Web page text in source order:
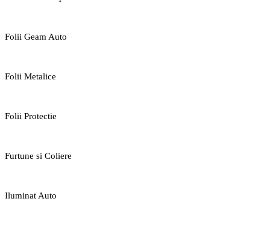
Folii Geam Auto
Folii Metalice
Folii Protectie
Furtune si Coliere
Iluminat Auto